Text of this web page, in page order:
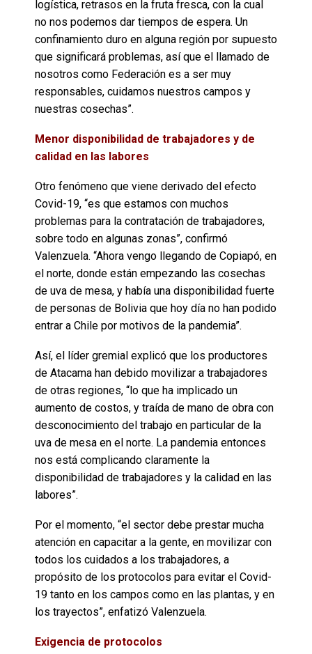
logística, retrasos en la fruta fresca, con la cual
no nos podemos dar tiempos de espera. Un
confinamiento duro en alguna región por supuesto
que significará problemas, así que el llamado de
nosotros como Federación es a ser muy
responsables, cuidamos nuestros campos y
nuestras cosechas”.
Menor disponibilidad de trabajadores y de
calidad en las labores
Otro fenómeno que viene derivado del efecto
Covid-19, “es que estamos con muchos
problemas para la contratación de trabajadores,
sobre todo en algunas zonas”, confirmó
Valenzuela. “Ahora vengo llegando de Copiapó, en
el norte, donde están empezando las cosechas
de uva de mesa, y había una disponibilidad fuerte
de personas de Bolivia que hoy día no han podido
entrar a Chile por motivos de la pandemia”.
Así, el líder gremial explicó que los productores
de Atacama han debido movilizar a trabajadores
de otras regiones, “lo que ha implicado un
aumento de costos, y traída de mano de obra con
desconocimiento del trabajo en particular de la
uva de mesa en el norte. La pandemia entonces
nos está complicando claramente la
disponibilidad de trabajadores y la calidad en las
labores”.
Por el momento, “el sector debe prestar mucha
atención en capacitar a la gente, en movilizar con
todos los cuidados a los trabajadores, a
propósito de los protocolos para evitar el Covid-
19 tanto en los campos como en las plantas, y en
los trayectos”, enfatizó Valenzuela.
Exigencia de protocolos